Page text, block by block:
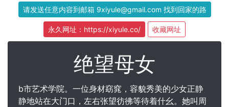
请发送任意内容到邮箱 9xiyule@gmail.com 找到回家的路
永久网址：https://xiyule.co/ 收藏网址
绝望母女
b市艺术学院。一位身材窈窕，容貌秀美的少女正静
静地站在大门口，左右张望彷彿等待着什幺。她叫周